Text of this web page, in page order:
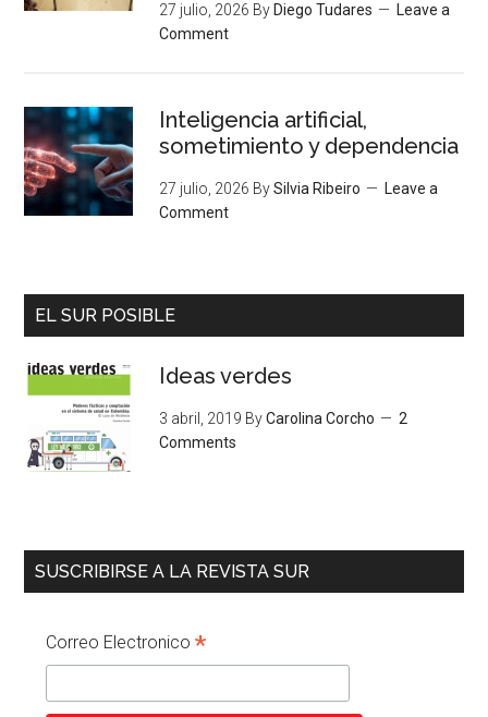
27 julio, 2026 By Diego Tudares
Leave a
Comment
Inteligencia artificial,
sometimiento y dependencia
27 julio, 2026 BySilvia Ribeiro
Leave a
Comment
EL SUR POSIBLE
Ideas verdes
3 abril, 2019 ByCarolina Corcho
2
Comments
SUSCRIBIRSE A LA REVISTA SUR
Correo Electronico*